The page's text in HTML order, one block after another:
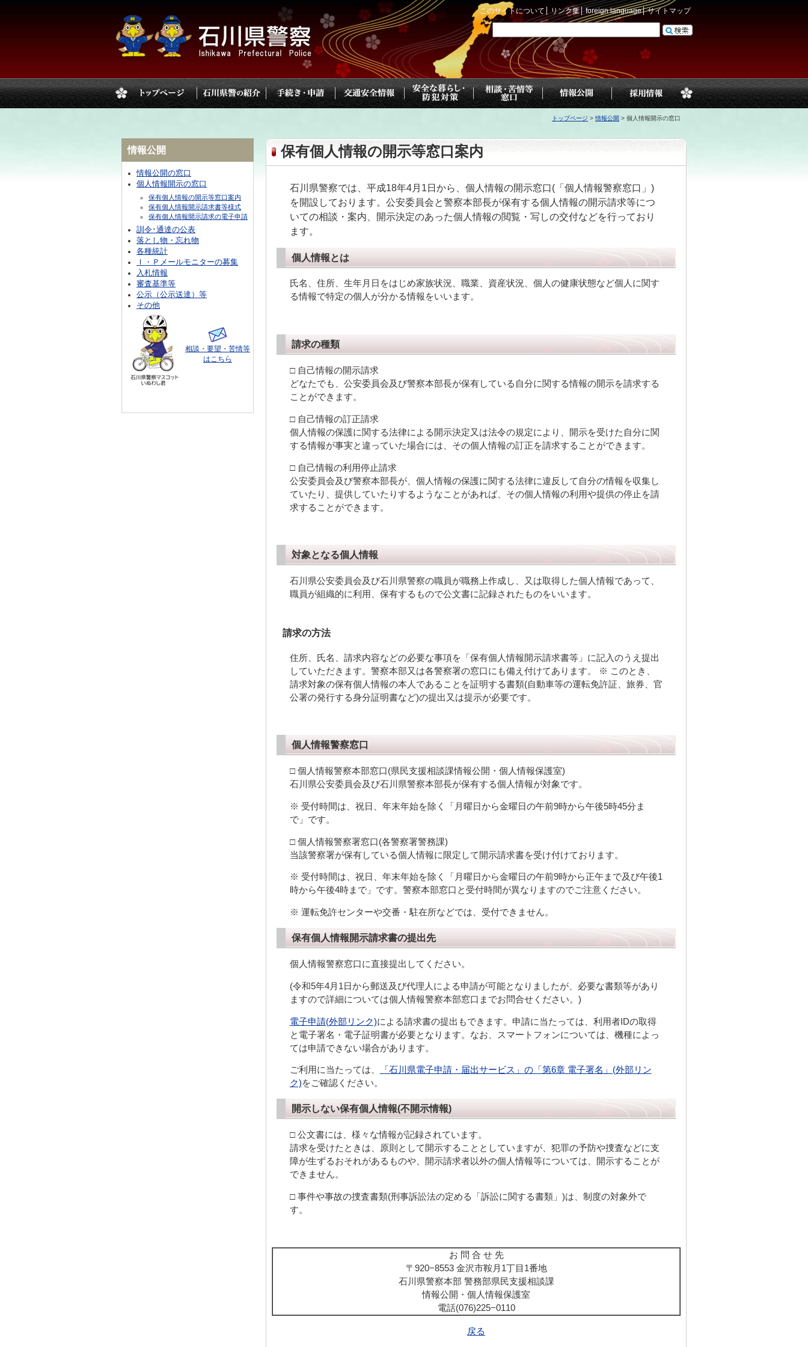
このサイトについて リンク集 foreign language サイトマップ
トップページ > 情報公開 > 個人情報開示の窓口
保有個人情報の開示等窓口案内
石川県警察では、平成18年4月1日から、個人情報の開示窓口(「個人情報警察窓口」)
を開設しております。公安委員会と警察本部長が保有する個人情報の開示請求等につ
いての相談・案内、開示決定のあった個人情報の閲覧・写しの交付などを行っており
ます。
個人情報とは
氏名、住所、生年月日をはじめ家族状況、職業、資産状況、個人の健康状態など個人に関す
る情報で特定の個人が分かる情報をいいます。
請求の種類
□ 自己情報の開示請求
どなたでも、公安委員会及び警察本部長が保有している自分に関する情報の開示を請求する
ことができます。
□ 自己情報の訂正請求
個人情報の保護に関する法律による開示決定又は法令の規定により、開示を受けた自分に関
する情報が事実と違っていた場合には、その個人情報の訂正を請求することができます。
□ 自己情報の利用停止請求
公安委員会及び警察本部長が、個人情報の保護に関する法律に違反して自分の情報を収集し
ていたり、提供していたりするようなことがあれば、その個人情報の利用や提供の停止を請
求することができます。
対象となる個人情報
石川県公安委員会及び石川県警察の職員が職務上作成し、又は取得した個人情報であって、
職員が組織的に利用、保有するもので公文書に記録されたものをいいます。
請求の方法
住所、氏名、請求内容などの必要な事項を「保有個人情報開示請求書等」に記入のうえ提出
していただきます。警察本部又は各警察署の窓口にも備え付けてあります。 ※ このとき、
請求対象の保有個人情報の本人であることを証明する書類(自動車等の運転免許証、旅券、官
公署の発行する身分証明書など)の提出又は提示が必要です。
個人情報警察窓口
□ 個人情報警察本部窓口(県民支援相談課情報公開・個人情報保護室)
石川県公安委員会及び石川県警察本部長が保有する個人情報が対象です。
※ 受付時間は、祝日、年末年始を除く「月曜日から金曜日の午前9時から午後5時45分ま
で」です。
□ 個人情報警察署窓口(各警察署警務課)
当該警察署が保有している個人情報に限定して開示請求書を受け付けております。
※ 受付時間は、祝日、年末年始を除く「月曜日から金曜日の午前9時から正午まで及び午後1
時から午後4時まで」です。警察本部窓口と受付時間が異なりますのでご注意ください。
※ 運転免許センターや交番・駐在所などでは、受付できません。
保有個人情報開示請求書の提出先
個人情報警察窓口に直接提出してください。
(令和5年4月1日から郵送及び代理人による申請が可能となりましたが、必要な書類等があり
ますので詳細については個人情報警察本部窓口までお問合せください。)
電子申請(外部リンク)による請求書の提出もできます。申請に当たっては、利用者IDの取得
と電子署名・電子証明書が必要となります。なお、スマートフォンについては、機種によっ
ては申請できない場合があります。
ご利用に当たっては、
「石川県電子申請・届出サービス」の「第6章 電子署名」(外部リン
ク)をご確認ください。
開示しない保有個人情報(不開示情報)
□ 公文書には、様々な情報が記録されています。
請求を受けたときは、原則として開示することとしていますが、犯罪の予防や捜査などに支
障が生ずるおそれがあるものや、開示請求者以外の個人情報等については、開示することが
できません。
□ 事件や事故の捜査書類(刑事訴訟法の定める「訴訟に関する書類」)は、制度の対象外で
す。
お 問 合 せ 先
〒920−8553 金沢市鞍月1丁目1番地
石川県警察本部 警務部県民支援相談課
情報公開・個人情報保護室
電話(076)225−0110
戻る
情報公開
情報公開の窓口
個人情報開示の窓口
保有個人情報の開示等窓口案内
保有個人情報開示請求書等様式
保有個人情報開示請求の電子申請
訓令･通達の公表
落とし物・忘れ物
各種統計
Ｉ・Ｐメールモニターの募集
入札情報
審査基準等
公示（公示送達）等
その他
相談・要望・苦情等
はこちら